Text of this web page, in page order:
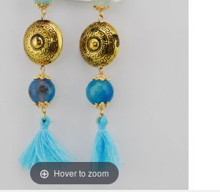
Hover to zoom